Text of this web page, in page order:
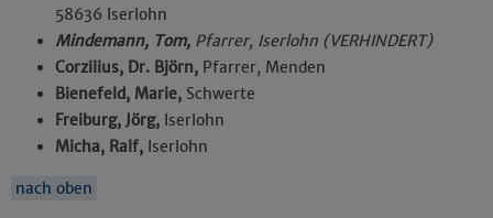
58636 Iserlohn
Mindemann, Tom, Pfarrer, Iserlohn (VERHINDERT)
Corzilius, Dr. Björn, Pfarrer, Menden
Bienefeld, Marie, Schwerte
Freiburg, Jörg, Iserlohn
Micha, Ralf, Iserlohn
nach oben